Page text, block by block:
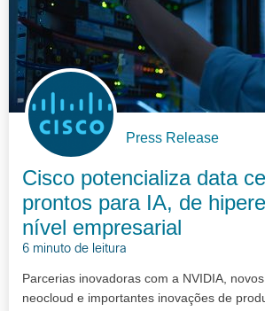
Press Release
Cisco potencializa data
prontos para IA, de
nível empresarial
6 minuto de leitura
Parcerias inovadoras com a NVIDIA,
neocloud e importantes inovações de